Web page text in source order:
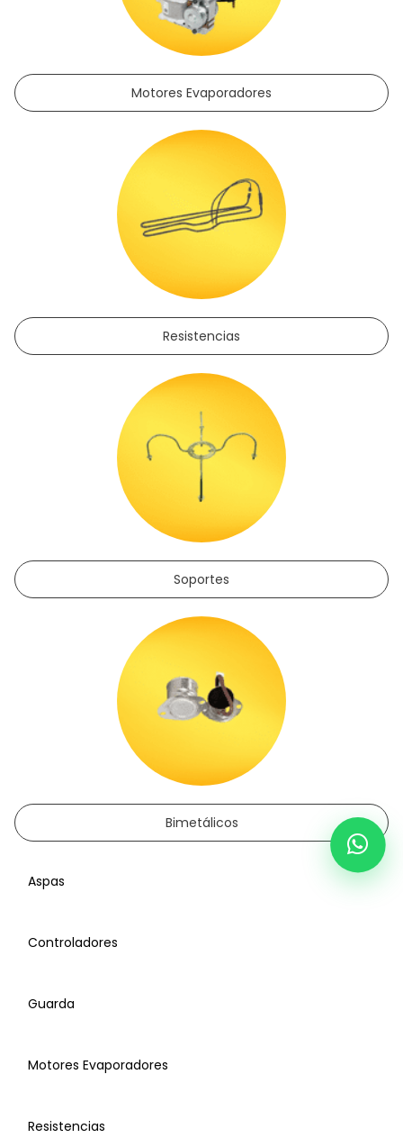
Motores Evaporadores
Resistencias
Soportes
Bimetálicos
Aspas
Controladores
Guarda
Motores Evaporadores
Resistencias